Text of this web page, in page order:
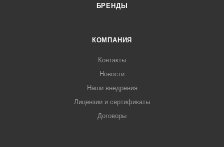
БРЕНДЫ
КОМПАНИЯ
Контакты
Новости
Наши внедрения
Лицензии и сертификаты
Договоры